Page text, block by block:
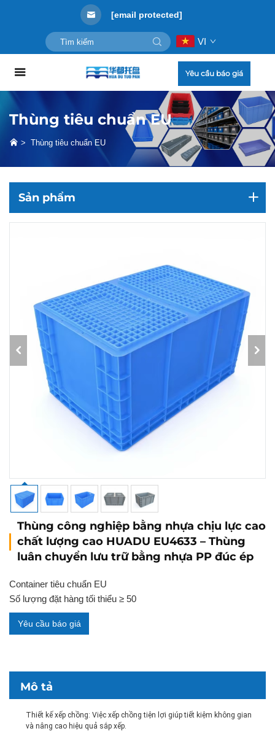
[email protected]
VI
Yêu cầu báo giá
Thùng tiêu chuẩn EU
> Thùng tiêu chuẩn EU
Sản phẩm
Thùng công nghiệp bằng nhựa chịu lực cao
chất lượng cao HUADU EU4633 – Thùng
luân chuyển lưu trữ bằng nhựa PP đúc ép
Container tiêu chuẩn EU
Số lượng đặt hàng tối thiểu ≥ 50
Yêu cầu báo giá
Mô tả
Thiết kế xếp chồng: Việc xếp chồng tiện lợi giúp tiết kiệm không gian
và nâng cao hiệu quả sắp xếp.